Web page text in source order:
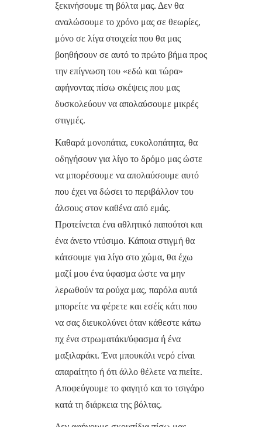
ξεκινήσουμε τη βόλτα μας. Δεν θα
αναλώσουμε το χρόνο μας σε θεωρίες,
μόνο σε λίγα στοιχεία που θα μας
βοηθήσουν σε αυτό το πρώτο βήμα προς
την επίγνωση του «εδώ και τώρα»
αφήνοντας πίσω σκέψεις που μας
δυσκολεύουν να απολαύσουμε μικρές
στιγμές.
Καθαρά μονοπάτια, ευκολοπάτητα, θα
οδηγήσουν για λίγο το δρόμο μας ώστε
να μπορέσουμε να απολαύσουμε αυτό
που έχει να δώσει το περιβάλλον του
άλσους στον καθένα από εμάς.
Προτείνεται ένα αθλητικό παπούτσι και
ένα άνετο ντύσιμο. Κάποια στιγμή θα
κάτσουμε για λίγο στο χώμα, θα έχω
μαζί μου ένα ύφασμα ώστε να μην
λερωθούν τα ρούχα μας, παρόλα αυτά
μπορείτε να φέρετε και εσέίς κάτι που
να σας διευκολύνει όταν κάθεστε κάτω
πχ ένα στρωματάκι/ύφασμα ή ένα
μαξιλαράκι. Ένα μπουκάλι νερό είναι
απαραίτητο ή ότι άλλο θέλετε να πιείτε.
Αποφεύγουμε το φαγητό και το τσιγάρο
κατά τη διάρκεια της βόλτας.